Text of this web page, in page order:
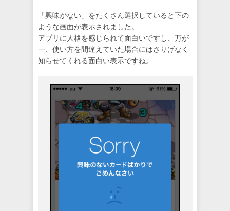
「興味がない」をたくさん選択していると下の
ような画面が表示されました。
アプリに人格を感じられて面白いですし、万が
一、使い方を間違えていた場合にはさりげなく
知らせてくれる面白い表示ですね。